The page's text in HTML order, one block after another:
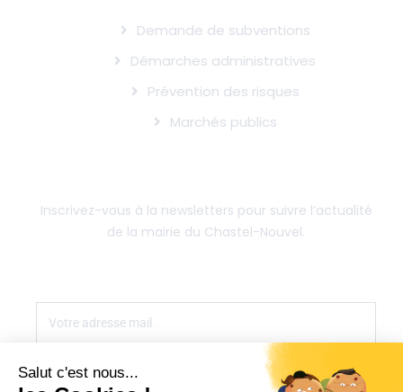
Salut c'est nous...
Demande de subventions
Démarches administratives
Prévention des risques
Marchés publics
Inscrivez-vous à la newsletters pour suivre l’actualité
de la mairie du Chastel-Nouvel.